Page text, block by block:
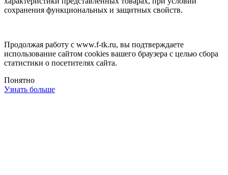
сохранения функциональных и защитных свойств.
Продолжая работу с www.f-tk.ru, вы подтверждаете
использование сайтом cookies вашего браузера с целью сбора
статистики о посетителях сайта.
Понятно
Узнать больше